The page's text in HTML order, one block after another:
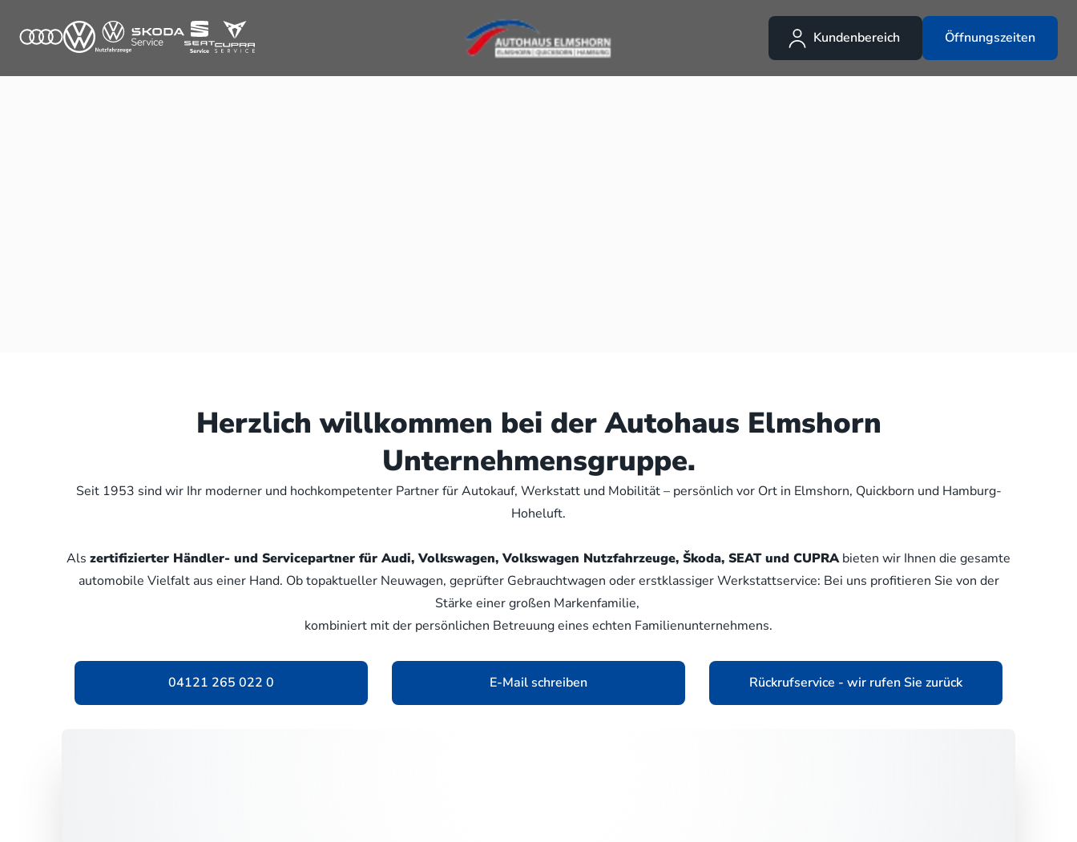
Kundenbereich Öffnungszeiten
Herzlich willkommen bei der Autohaus Elmshorn
Unternehmensgruppe.
Seit 1953 sind wir Ihr moderner und hochkompetenter Partner für Autokauf, Werkstatt und Mobilität – persönlich vor Ort in Elmshorn, Quickborn und Hamburg-
Hoheluft.
Als zertifizierter Händler- und Servicepartner für Audi, Volkswagen, Volkswagen Nutzfahrzeuge, Škoda, SEAT und CUPRAbieten wir Ihnen die gesamte
automobile Vielfalt aus einer Hand. Ob topaktueller Neuwagen, geprüfter Gebrauchtwagen oder erstklassiger Werkstattservice: Bei uns profitieren Sie von der
Stärke einer großen Markenfamilie,
kombiniert mit der persönlichen Betreuung eines echten Familienunternehmens.
04121 265 022 0 E-Mail schreiben Rückrufservice - wir rufen Sie zurück